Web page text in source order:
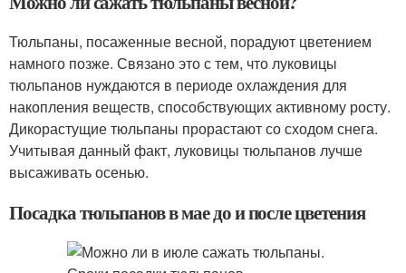
Тюльпаны, посаженные весной, порадуют цветением
намного позже. Связано это с тем, что луковицы
тюльпанов нуждаются в периоде охлаждения для
накопления веществ, способствующих активному росту.
Дикорастущие тюльпаны прорастают со сходом снега.
Учитывая данный факт, луковицы тюльпанов лучше
высаживать осенью.
Посадка тюльпанов в мае до и после цветения